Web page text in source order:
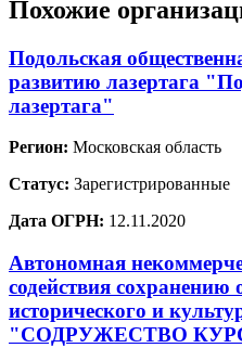
Похожие
Подольская
развитию лазертага
лазертага"
Регион: Московская область
Статус: Зарегистрированные
Дата ОГРН: 12.11.2020
Автономная
содействия сохранению
исторического и
"СОДРУЖЕСТВО